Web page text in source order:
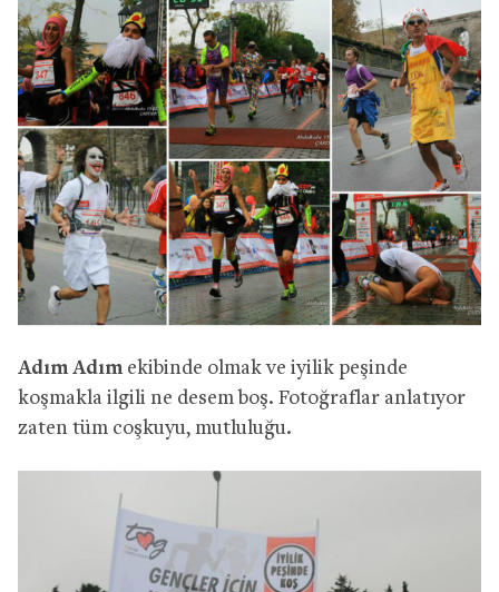
Adım Adımekibinde olmak ve iyilik peşinde
koşmakla ilgili ne desem boş. Fotoğraflar anlatıyor
zaten tüm coşkuyu, mutluluğu.